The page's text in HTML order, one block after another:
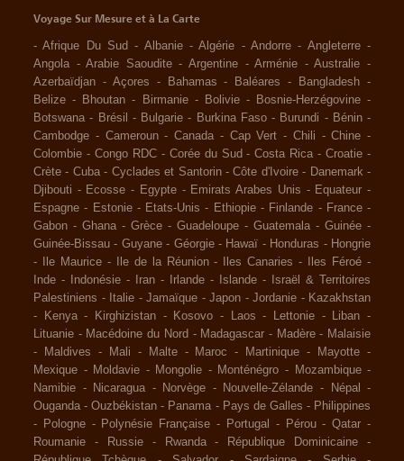
Voyage Sur Mesure et à La Carte
-Afrique Du Sud - Albanie -Algérie -Andorre - Angleterre -
Angola -Arabie Saoudite -Argentine -Arménie -Australie -
Azerbaïdjan - Açores - Bahamas - Baléares - Bangladesh -
Belize - Bhoutan - Birmanie - Bolivie - Bosnie-Herzégovine -
Botswana - Brésil - Bulgarie - Burkina Faso - Burundi - Bénin -
Cambodge - Cameroun - Canada - Cap Vert - Chili -Chine -
Colombie - Congo RDC - Corée du Sud -Costa Rica -Croatie -
Crète - Cuba - Cyclades et Santorin -Côte d'Ivoire - Danemark -
Djibouti - Ecosse - Egypte - Emirats Arabes Unis - Equateur -
Espagne - Estonie - Etats-Unis - Ethiopie - Finlande - France -
Gabon - Ghana - Grèce - Guadeloupe - Guatemala - Guinée -
Guinée-Bissau - Guyane - Géorgie - Hawaï - Honduras - Hongrie
-
Ile Maurice - Ile de la Réunion - Iles Canaries - Iles Féroé -
Inde - Indonésie - Iran - Irlande - Islande -
Israël & Territoires
Palestiniens - Italie - Jamaïque - Japon - Jordanie - Kazakhstan
-
Kenya - Kirghizistan - Kosovo - Laos - Lettonie - Liban -
Lituanie - Macédoine du Nord - Madagascar - Madère - Malaisie
-
Maldives - Mali - Malte - Maroc - Martinique - Mayotte -
Mexique - Moldavie - Mongolie - Monténégro - Mozambique -
Namibie - Nicaragua - Norvège - Nouvelle-Zélande - Népal
-
Ouganda -Ouzbékistan - Panama - Pays de Galles - Philippines
-
Pologne - Polynésie Française - Portugal - Pérou -Qatar -
Roumanie
- Russie - Rwanda - République Dominicaine
-